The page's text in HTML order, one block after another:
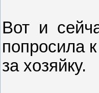
Вот и
попросила
за хозяйку.